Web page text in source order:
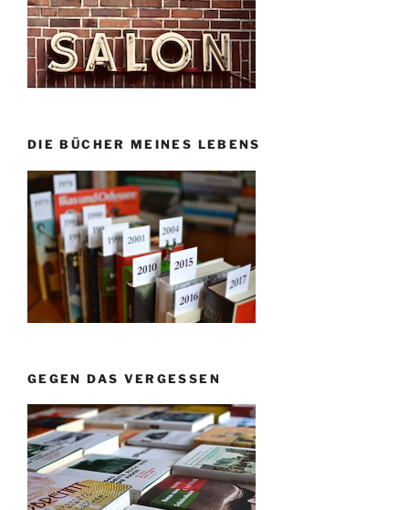
DIE BÜCHER MEINES LEBENS
GEGEN DAS VERGESSEN